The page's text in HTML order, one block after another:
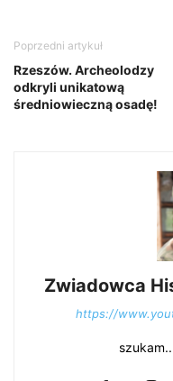
Poprzedni artykuł
Rzeszów. Archeolodzy
odkryli unikatową
średniowieczną osadę!
Zwiadowca
https://